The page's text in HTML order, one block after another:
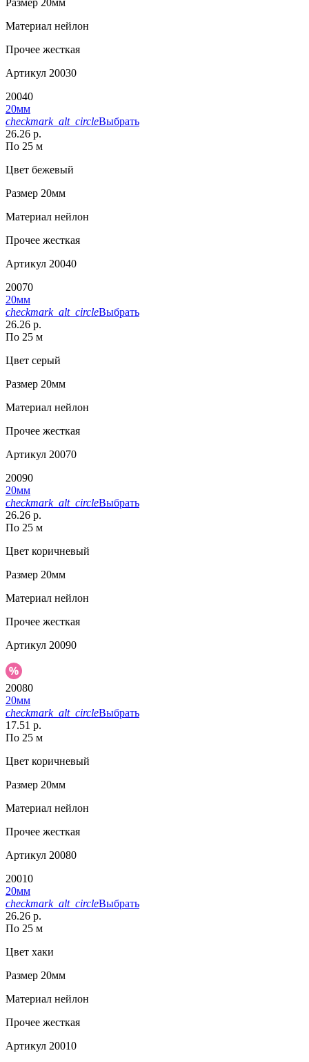
Материал нейлон
Прочее жесткая
Артикул 20030
20040
20мм
checkmark_alt_circleВыбрать
26.26 р.
По 25 м
Цвет бежевый
Размер 20мм
Материал нейлон
Прочее жесткая
Артикул 20040
20070
20мм
checkmark_alt_circleВыбрать
26.26 р.
По 25 м
Цвет серый
Размер 20мм
Материал нейлон
Прочее жесткая
Артикул 20070
20090
20мм
checkmark_alt_circleВыбрать
26.26 р.
По 25 м
Цвет коричневый
Размер 20мм
Материал нейлон
Прочее жесткая
Артикул 20090
20080
20мм
checkmark_alt_circleВыбрать
17.51 р.
По 25 м
Цвет коричневый
Размер 20мм
Материал нейлон
Прочее жесткая
Артикул 20080
20010
20мм
checkmark_alt_circleВыбрать
26.26 р.
По 25 м
Цвет хаки
Размер 20мм
Материал нейлон
Прочее жесткая
Артикул 20010